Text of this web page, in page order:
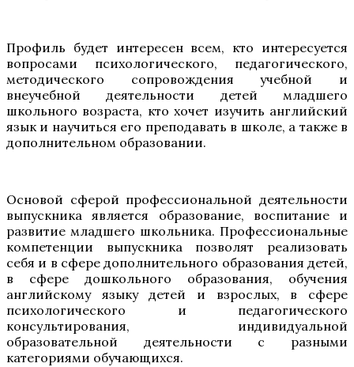
Профиль будет интересен всем, кто интересуется
вопросами психологического, педагогического,
методического сопровождения учебной и
внеучебной деятельности детей младшего
школьного возраста, кто хочет изучить английский
язык и научиться его преподавать в школе, а также в
дополнительном образовании.
Основой сферой профессиональной деятельности
выпускника является образование, воспитание и
развитие младшего школьника. Профессиональные
компетенции выпускника позволят реализовать
себя и в сфере дополнительного образования детей,
в сфере дошкольного образования, обучения
английскому языку детей и взрослых, в сфере
психологического и педагогического
консультирования, индивидуальной
образовательной деятельности с разными
категориями обучающихся.